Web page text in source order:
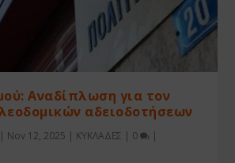
Αναδίπλωση για τον
αδειοδοτήσεων
| Nov 12, 2025 | ΚΥΚΛΑΔΕΣ | 0 |